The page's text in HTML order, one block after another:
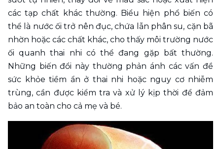
các tạp chất khác thường. Biểu hiện phổ biến có
thể là nước ối trở nên đục, chứa lẫn phân su, cặn bã
nhờn hoặc các chất khác, cho thấy môi trường nước
ối quanh thai nhi có thể đang gặp bất thường.
Những biến đổi này thường phản ánh các vấn đề
sức khỏe tiềm ẩn ở thai nhi hoặc nguy cơ nhiễm
trùng, cần được kiểm tra và xử lý kịp thời để đảm
bảo an toàn cho cả mẹ và bé.